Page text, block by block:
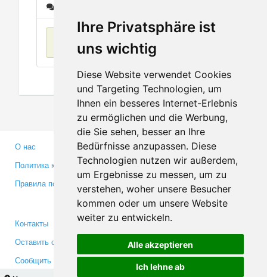
Ihre Privatsphäre ist
uns wichtig
Diese Website verwendet Cookies
und Targeting Technologien, um
Ihnen ein besseres Internet-Erlebnis
zu ermöglichen und die Werbung,
die Sie sehen, besser an Ihre
Bedürfnisse anzupassen. Diese
Technologien nutzen wir außerdem,
um Ergebnisse zu messen, um zu
verstehen, woher unsere Besucher
kommen oder um unsere Website
weiter zu entwickeln.
Alle akzeptieren
Ich lehne ab
О нас
Политика конфиденциальности
Правила пользования
Партнерам
Инвесторам
Медиа
Контакты
Оставить отзыв
Сообщить об ошибке
Facebook
Twitter
YouTube